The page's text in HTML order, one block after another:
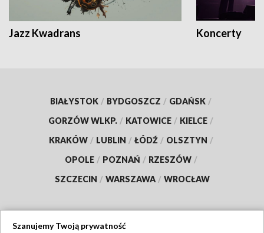
Jazz Kwadrans Koncerty
BIAŁYSTOK / BYDGOSZCZ / GDAŃSK /
GORZÓW WLKP. / KATOWICE / KIELCE /
KRAKÓW / LUBLIN / ŁÓDŹ / OLSZTYN /
OPOLE / POZNAŃ / RZESZÓW /
SZCZECIN / WARSZAWA / WROCŁAW
Szanujemy Twoją prywatność